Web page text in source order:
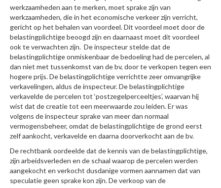
werkzaamheden aan te merken, moet sprake zijn van
werkzaamheden, die in het economische verkeer zijn verricht,
gericht op het behalen van voordeel. Dit voordeel moet door de
belastingplichtige beoogd zijn en daarnaast moet dit voordeel
ook te verwachten zijn. De inspecteur stelde dat de
belastingplichtige onmiskenbaar de bedoeling had de percelen, al
dan niet met tussenkomst van de bv, door te verkopen tegen een
hogere prijs. De belastingplichtige verrichtte zeer omvangrijke
verkavelingen, aldus de inspecteur. De belastingplichtige
verkavelde de percelen tot ‘postzegelperceeltjes’, waarvan hij
wist dat de creatie tot een meerwaarde zou leiden. Er was
volgens de inspecteur sprake van meer dan normaal
vermogensbeheer, omdat de belastingplichtige de grond eerst
zelf aankocht, verkavelde en daarna doorverkocht aan de bv.
De rechtbank oordeelde dat de kennis van de belastingplichtige,
zijn arbeidsverleden en de schaal waarop de percelen werden
aangekocht en verkocht dusdanige vormen aannamen dat van
speculatie geen sprake kon zijn. De verkoop van de